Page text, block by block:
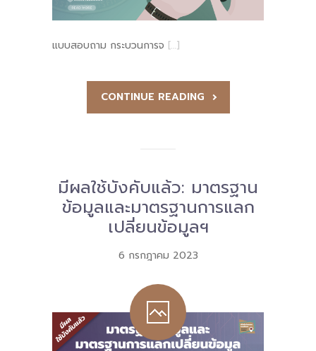
แบบสอบถาม กระบวนการจ […]
CONTINUE READING
มีผลใช้บังคับแล้ว: มาตรฐาน
ข้อมูลและมาตรฐานการแลก
เปลี่ยนข้อมูลฯ
6 กรกฎาคม 2023